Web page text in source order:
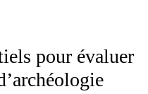
pour évaluer